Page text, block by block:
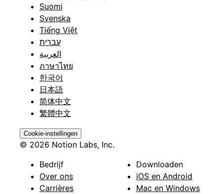
Suomi
Svenska
Tiếng Việt
עברית
العربية
ภาษาไทย
한국어
日本語
简体中文
繁體中文
Cookie-instellingen
© 2026 Notion Labs, Inc.
Bedrijf
Over ons
Carrières
Downloaden
iOS en Android
Mac en Windows